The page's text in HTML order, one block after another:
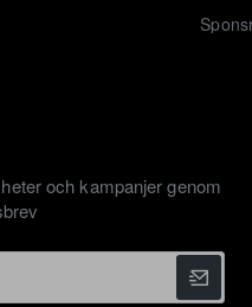
och kampanjer genom